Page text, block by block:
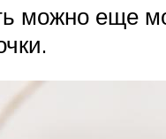
можно еще